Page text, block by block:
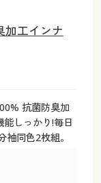
加工インナ
抗菌防臭加
しっかり!毎日
同色2枚組。